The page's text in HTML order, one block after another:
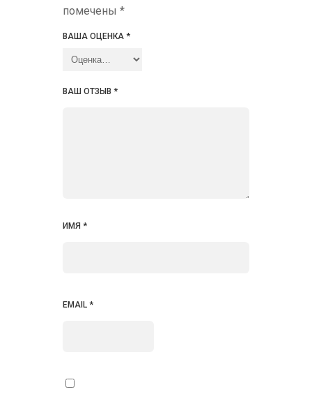
помечены *
ВАША ОЦЕНКА *
ВАШ ОТЗЫВ *
ИМЯ *
EMAIL *